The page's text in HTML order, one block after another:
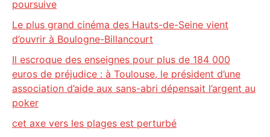
poursuive
Le plus grand cinéma des Hauts-de-Seine vient
d’ouvrir à Boulogne-Billancourt
Il escroque des enseignes pour plus de 184 000
euros de préjudice : à Toulouse, le président d’une
association d’aide aux sans-abri dépensait l’argent au
poker
cet axe vers les plages est perturbé